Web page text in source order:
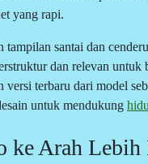
yang rapi.
santai dan
dan relevan untuk
versi terbaru dari model
untuk mendukung
ke Arah Lebih